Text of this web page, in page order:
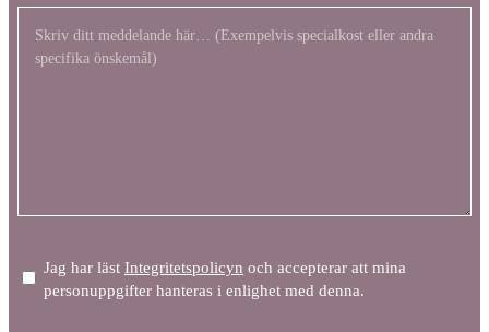
INTIGRITETSPOLICY
Jag har läst Integritetspolicyn och accepterar att mina
personuppgifter hanteras i enlighet med denna.